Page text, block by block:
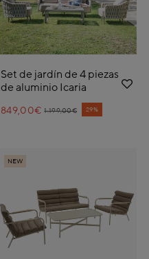
Set de jardín de 4 piezas
de aluminio Icaria
Price reduced from
1.199,00€
to 29%
849,00€
NEW